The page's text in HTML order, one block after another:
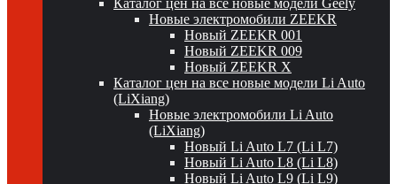
Каталог цен на все новые модели Geely
Новые электромобили ZEEKR
Новый ZEEKR 001
Новый ZEEKR 009
Новый ZEEKR X
Каталог цен на все новые модели Li Auto
(LiXiang)
Новые электромобили Li Auto
(LiXiang)
Новый Li Auto L7 (Li L7)
Новый Li Auto L8 (Li L8)
Новый Li Auto L9 (Li L9)